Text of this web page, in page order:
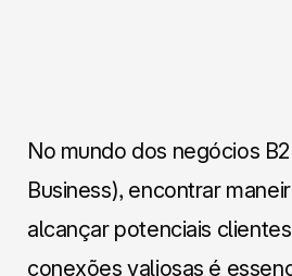
No mundo dos negócios
Business), encontrar
alcançar potenciais
conexões valiosas é